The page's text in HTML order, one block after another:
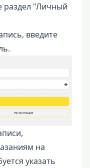
раздел "Личный
введите
на
указать